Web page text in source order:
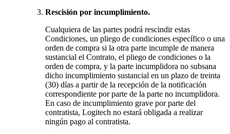
Rescisión por incumplimiento.
Cualquiera de las partes podrá rescindir estas
Condiciones, un pliego de condiciones específico o una
orden de compra si la otra parte incumple de manera
sustancial el Contrato, el pliego de condiciones o la
orden de compra, y la parte incumplidora no subsana
dicho incumplimiento sustancial en un plazo de treinta
(30) días a partir de la recepción de la notificación
correspondiente por parte de la parte no incumplidora.
En caso de incumplimiento grave por parte del
contratista, Logitech no estará obligada a realizar
ningún pago al contratista.